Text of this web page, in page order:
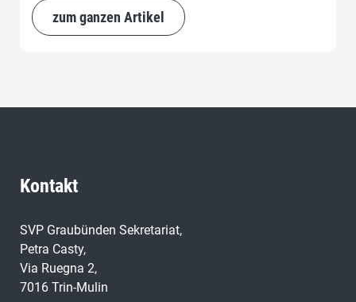
zum ganzen Artikel
Kontakt
SVP Graubünden Sekretariat,
Petra Casty,
Via Ruegna 2,
7016 Trin-Mulin